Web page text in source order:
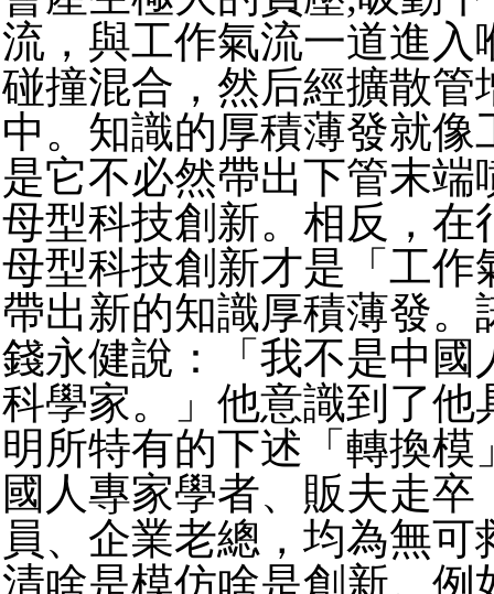
流， 與工作氣流一道進入
碰撞混合， 然后經擴散管
中。知識的厚積薄發就像
是它不必然帶出下管末端
母型科技創新。相反， 在
母型科技創新才是「工作
帶出新的知識厚積薄發。
錢永健說：「 我不是中國
科學家。」他意識到了他
明所特有的下述「 轉換模
國人專家學者、販夫走卒
員、 企業老總，均為無可
清啥是模仿啥是創新。例